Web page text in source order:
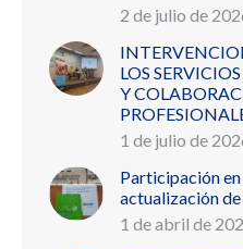
2 de julio de
LOS
Y
1 de julio de
Participación
actualización de
1 de abril de